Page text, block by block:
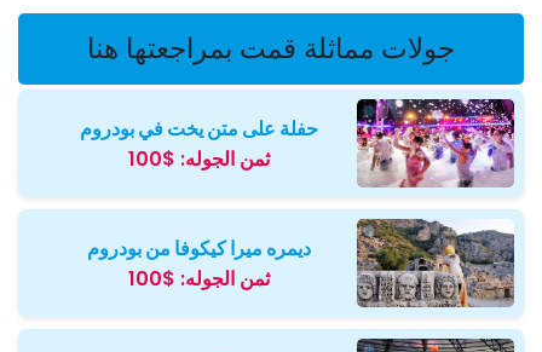
جولات مماثلة قمت بمراجعتها هنا
حفلة على متن يخت في بودروم
ثمن الجوله: $100
ديمره ميرا كيكوفا من بودروم
ثمن الجوله: $100